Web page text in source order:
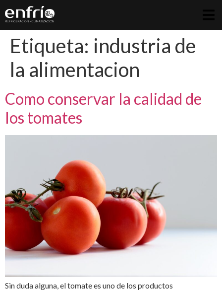
Etiqueta: industria de
la alimentacion
Como conservar la calidad de
los tomates
Sin duda alguna, el tomate es uno de los productos